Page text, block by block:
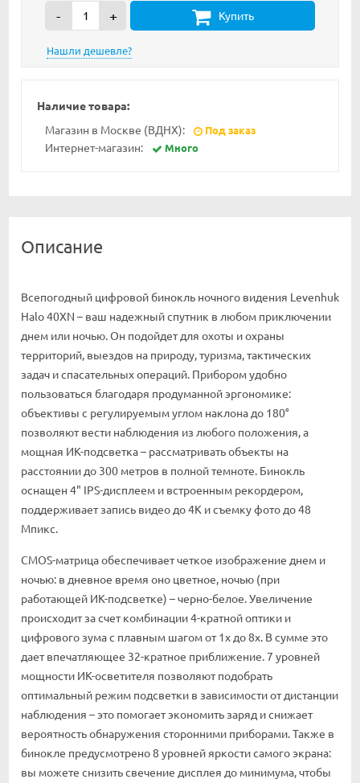
- + Купить
Наличие товара:
Магазин в Москве (ВДНХ):
Под заказ
Интернет-магазин: Много
Описание
Всепогодный цифровой бинокль ночного видения Levenhuk
Halo 40XN – ваш надежный спутник в любом приключении
днем или ночью. Он подойдет для охоты и охраны
территорий, выездов на природу, туризма, тактических
задач и спасательных операций. Прибором удобно
пользоваться благодаря продуманной эргономике:
объективы с регулируемым углом наклона до 180°
позволяют вести наблюдения из любого положения, а
мощная ИК-подсветка – рассматривать объекты на
расстоянии до 300 метров в полной темноте. Бинокль
оснащен 4" IPS-дисплеем и встроенным рекордером,
поддерживает запись видео до 4K и съемку фото до 48
Мпикс.
CMOS-матрица обеспечивает четкое изображение днем и
ночью: в дневное время оно цветное, ночью (при
работающей ИК-подсветке) – черно-белое. Увеличение
происходит за счет комбинации 4-кратной оптики и
цифрового зума с плавным шагом от 1x до 8x. В сумме это
дает впечатляющее 32-кратное приближение. 7 уровней
мощности ИК-осветителя позволяют подобрать
оптимальный режим подсветки в зависимости от дистанции
наблюдения – это помогает экономить заряд и снижает
вероятность обнаружения сторонними приборами. Также в
бинокле предусмотрено 8 уровней яркости самого экрана:
вы можете снизить свечение дисплея до минимума, чтобы